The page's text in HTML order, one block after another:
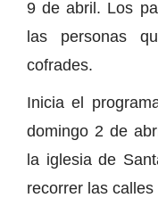
9 de abril. Los
las personas
cofrades.
Inicia el
domingo 2 de
la iglesia de
recorrer las